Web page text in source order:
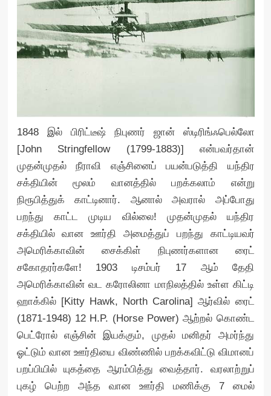
1848 இல் பிரிட்டீஷ் நிபுணர் ஜான் ஸ்டிரிங்ஃபெல்லோ
[John Stringfellow (1799-1883)] என்பவர்தான்
முதன்முதல் நீராவி எஞ்சினைப் பயன்படுத்தி யந்திர
சக்தியின் மூலம் வானத்தில் பறக்கலாம் என்று
நிரூபித்துக் காட்டினார். ஆனால் அவரால் அப்போது
பறந்து காட்ட முடிய வில்லை! முதன்முதல் யந்திர
சக்தியில் வான ஊர்தி அமைத்துப் பறந்து காட்டியவர்
அமெரிக்காவின் சைக்கிள் நிபுணர்களான ரைட்
சகோதரர்களே! 1903 டிசம்பர் 17 ஆம் தேதி
அமெரிக்காவின் வட கரோலினா மாநிலத்தில் உள்ள கிட்டி
ஹாக்கில் [Kitty Hawk, North Carolina] ஆர்வில் ரைட்
(1871-1948) 12 H.P. (Horse Power) ஆற்றல் கொண்ட
பெட்ரோல் எஞ்சின் இயக்கும், முதல் மனிதர் அமர்ந்து
ஓட்டும் வான ஊர்தியை விண்ணில் பறக்கவிட்டு விமானப்
பறப்பியில் யுகத்தை ஆரம்பித்து வைத்தார். வரலாற்றுப்
புகழ் பெற்ற அந்த வான ஊர்தி மணிக்கு 7 மைல்